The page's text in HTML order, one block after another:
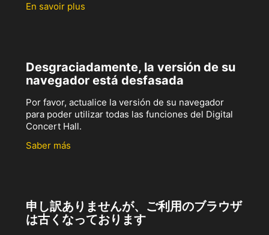
En savoir plus
Desgraciadamente, la versión de su
navegador está desfasada
Por favor, actualice la versión de su navegador
para poder utilizar todas las funciones del Digital
Concert Hall.
Saber más
申し訳ありませんが、ご利用のブラウザ
は古くなっております